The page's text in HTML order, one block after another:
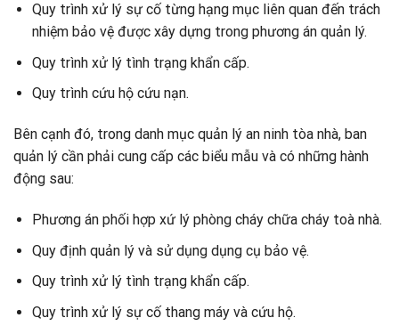
Quy trình xử lý sự cố từng hạng mục liên quan đến trách
nhiệm bảo vệ được xây dựng trong phương án quản lý.
Quy trình xử lý tình trạng khẩn cấp.
Quy trình cứu hộ cứu nạn.
Bên cạnh đó, trong danh mục quản lý an ninh tòa nhà, ban
quản lý cần phải cung cấp các biểu mẫu và có những hành
động sau:
Phương án phối hợp xứ lý phòng cháy chữa cháy toà nhà.
Quy định quản lý và sử dụng dụng cụ bảo vệ.
Quy trình xử lý tình trạng khẩn cấp.
Quy trình xử lý sự cố thang máy và cứu hộ.